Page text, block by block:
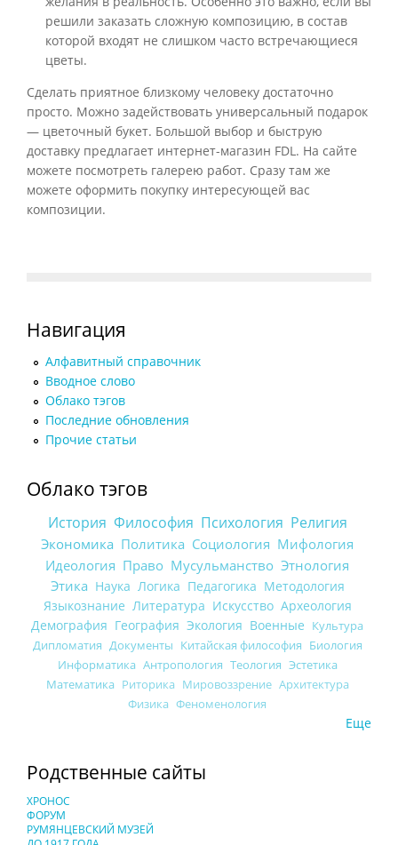
решили заказать сложную композицию, в состав
которой входят не слишком часто встречающиеся
цветы.
Сделать приятное близкому человеку достаточно
просто. Можно задействовать универсальный подарок
— цветочный букет. Большой выбор и быструю
доставку предлагает интернет-магазин FDL. На сайте
можете посмотреть галерею работ. Сразу там же
можете оформить покупку интересующей вас
композиции.
Навигация
Алфавитный справочник
Вводное слово
Облако тэгов
Последние обновления
Прочие статьи
Облако тэгов
История Философия Психология Религия
Экономика Политика Социология Мифология
Идеология Право Мусульманство Этнология
Этика Наука Логика Педагогика Методология
Языкознание Литература Искусство Археология
Демография География Экология Военные Культура
Дипломатия Документы Китайская философия Биология
Информатика Антропология Теология Эстетика
Математика Риторика Мировоззрение Архитектура
Физика Феноменология
Еще
Родственные сайты
ХРОНОС
ФОРУМ
РУМЯНЦЕВСКИЙ МУЗЕЙ